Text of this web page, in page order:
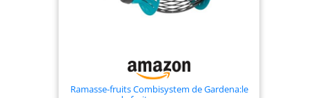
Ramasse-fruits Combisystem de Gardena:le